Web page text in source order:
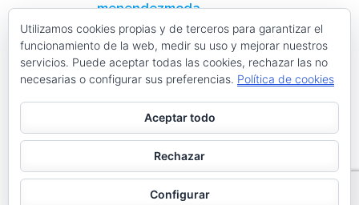
menendezmoda
Menéndez Moda hombre
Cargar más Seguir en Instagram
Contacta con nosotros
facebook
Utilizamos cookies propias y de terceros para garantizar el
funcionamiento de la web, medir su uso y mejorar nuestros
servicios. Puede aceptar todas las cookies, rechazar las no
necesarias o configurar sus preferencias. Política de cookies
Aceptar todo
Rechazar
Configurar